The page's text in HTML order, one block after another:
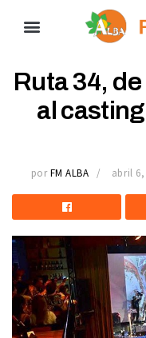
Ruta 34,
al
por FM ALBA abril 6,